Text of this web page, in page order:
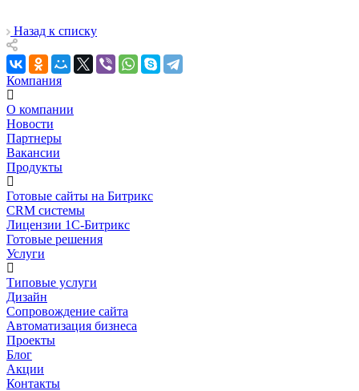
Назад к списку
Компания
О компании
Новости
Партнеры
Вакансии
Продукты
Готовые сайты на Битрикс
CRM системы
Лицензии 1С-Битрикс
Готовые решения
Услуги
Типовые услуги
Дизайн
Сопровождение сайта
Автоматизация бизнеса
Проекты
Блог
Акции
Контакты